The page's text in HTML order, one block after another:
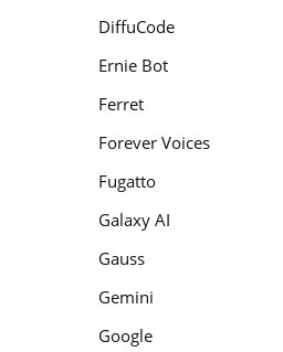
DiffuCode
Ernie Bot
Ferret
Forever Voices
Fugatto
Galaxy AI
Gauss
Gemini
Google